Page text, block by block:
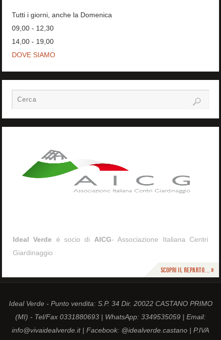
Tutti i giorni, anche la Domenica
09,00 - 12,30
14,00 - 19,00
DOVE SIAMO
Ideal Verde è socio di AICG- Associazione Italiana Centri
Giardinaggio
Scopri il reparto... »
Ideal Verde - Punto vendita: S.P. 34 Dir. 20022 CASTANO PRIMO
(MI) - Tel/Fax 0331880693 | WhatsApp: 3349535059 | Email:
info@vivaidealverde.it | Facebook: @idealverde.castano | P.IVA